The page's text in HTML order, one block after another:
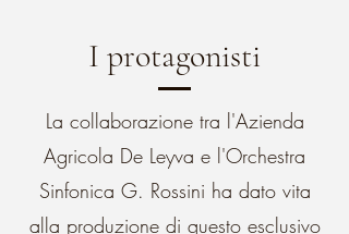
I protagonisti
La collaborazione tra l'Azienda
Agricola De Leyva e l'Orchestra
Sinfonica G. Rossini ha dato vita
alla produzione di questo esclusivo